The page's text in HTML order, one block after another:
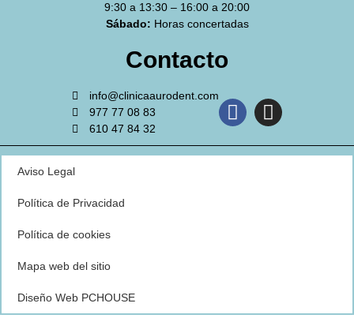
9:30 a 13:30 – 16:00 a 20:00
Sábado: Horas concertadas
Contacto
info@clinicaaurodent.com
977 77 08 83
610 47 84 32
Aviso Legal
Política de Privacidad
Política de cookies
Mapa web del sitio
Diseño Web PCHOUSE